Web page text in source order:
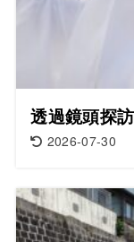
透過鏡頭探
2026-07-30